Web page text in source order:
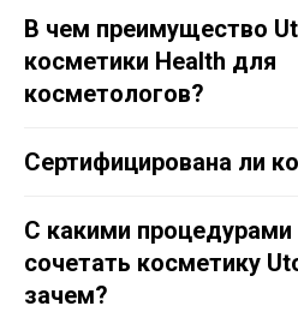
В чем преимущество
косметики Health для
косметологов?
Сертифицирована ли
С какими
сочетать косметику
зачем?